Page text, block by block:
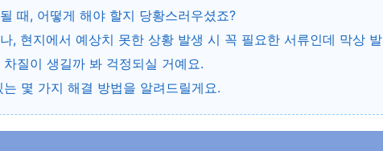
때, 어떻게 해야 할지 당황스러우셨죠?
, 현지에서 예상치 못한 상황 발생 시 꼭 필요한 서류인데 막상 발
질이 생길까 봐 걱정되실 거예요.
몇 가지 해결 방법을 알려드릴게요.